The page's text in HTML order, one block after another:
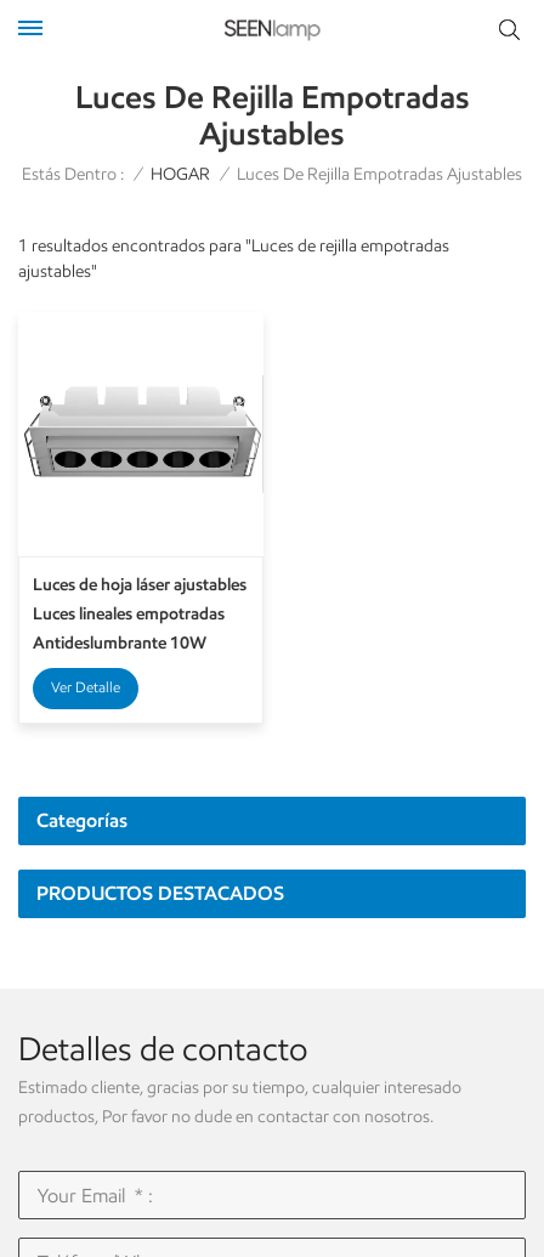
Luces De Rejilla Empotradas
Ajustables
Estás Dentro : / HOGAR / Luces De Rejilla Empotradas Ajustables
1 resultados encontrados para "Luces de rejilla empotradas
ajustables"
Luces de hoja láser ajustables
Luces lineales empotradas
Antideslumbrante 10W
Ver Detalle
Categorías
PRODUCTOS DESTACADOS
Detalles de contacto
Estimado cliente, gracias por su tiempo, cualquier interesado
productos, Por favor no dude en contactar con nosotros.